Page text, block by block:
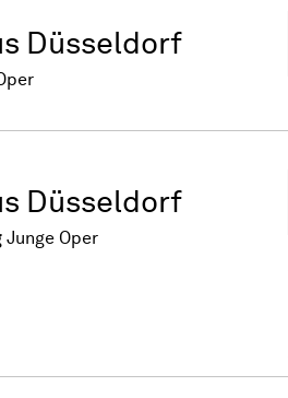
Düsseldorf
Düsseldorf
Junge Oper